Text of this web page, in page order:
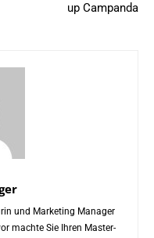
up Campanda
und Marketing Manager
machte Sie Ihren Master-